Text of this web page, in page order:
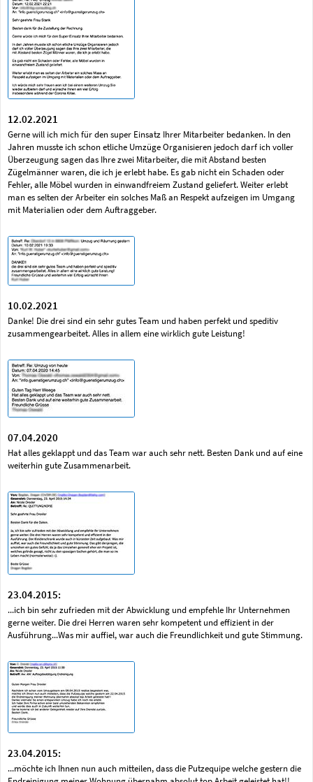
12.02.2021
Gerne will ich mich für den super Einsatz Ihrer Mitarbeiter bedanken. In den
Jahren musste ich schon etliche Umzüge Organisieren jedoch darf ich voller
Überzeugung sagen das Ihre zwei Mitarbeiter, die mit Abstand besten
Zügelmänner waren, die ich je erlebt habe. Es gab nicht ein Schaden oder
Fehler, alle Möbel wurden in einwandfreiem Zustand geliefert. Weiter erlebt
man es selten der Arbeiter ein solches Maß an Respekt aufzeigen im Umgang
mit Materialien oder dem Auftraggeber.
10.02.2021
Danke! Die drei sind ein sehr gutes Team und haben perfekt und speditiv
zusammengearbeitet. Alles in allem eine wirklich gute Leistung!
07.04.2020
Hat alles geklappt und das Team war auch sehr nett. Besten Dank und auf eine
weiterhin gute Zusammenarbeit.
23.04.2015:
...ich bin sehr zufrieden mit der Abwicklung und empfehle Ihr Unternehmen
gerne weiter. Die drei Herren waren sehr kompetent und effizient in der
Ausführung...Was mir auffiel, war auch die Freundlichkeit und gute Stimmung.
23.04.2015:
...möchte ich Ihnen nun auch mitteilen, dass die Putzequipe welche gestern die